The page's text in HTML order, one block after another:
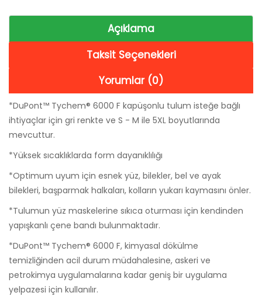
Açıklama
Taksit Seçenekleri
Yorumlar (0)
*DuPont™ Tychem® 6000 F kapüşonlu tulum isteğe bağlı
ihtiyaçlar için gri renkte ve S - M ile 5XL boyutlarında
mevcuttur.
*Yüksek sıcaklıklarda form dayanıklılığı
*Optimum uyum için esnek yüz, bilekler, bel ve ayak
bilekleri, başparmak halkaları, kolların yukarı kaymasını önler.
*Tulumun yüz maskelerine sıkıca oturması için kendinden
yapışkanlı çene bandı bulunmaktadır.
*DuPont™ Tychem® 6000 F, kimyasal dökülme
temizliğinden acil durum müdahalesine, askeri ve
petrokimya uygulamalarına kadar geniş bir uygulama
yelpazesi için kullanılır.